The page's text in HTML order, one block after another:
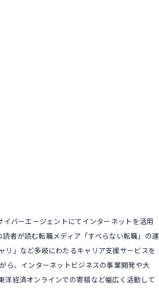
バーエージェントにてインターネットを活用
者が読む転職メディア「すべらない転職」の運
リ」など多岐にわたるキャリア支援サービスを
ら、インターネットビジネスの事業開発や大
経済オンラインでの寄稿など幅広く活動して